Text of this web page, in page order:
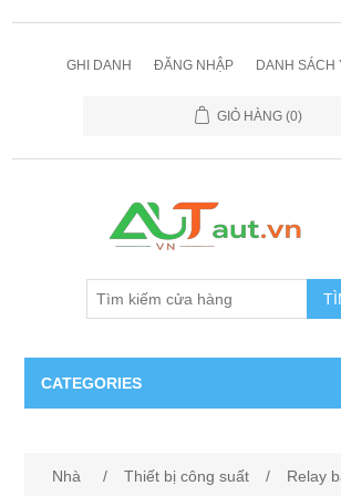
GHI DANH ĐĂNG NHẬP DANH SÁCH
GIỎ HÀNG (0)
CATEGORIES
Nhà / Thiết bị công suất / Relay